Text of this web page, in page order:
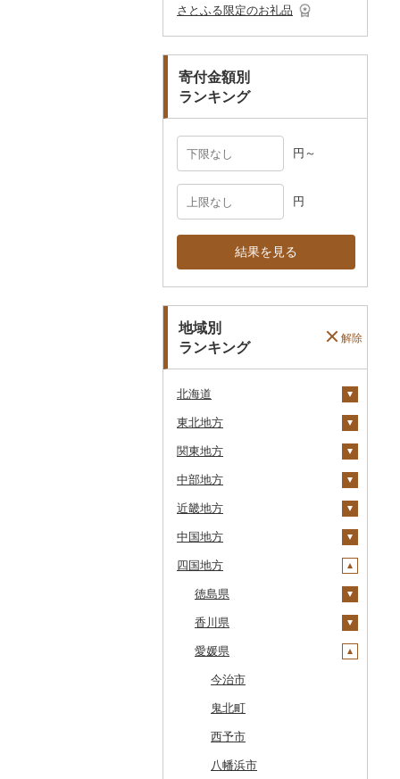
その他食器
ペット用品
その他雑貨
その他アクセサリー
マフラー・手袋
さとふる限定のお礼品
寄付金額別
ランキング
円～
円
結果を見る
地域別
ランキング
解除
北海道
安平町
八雲町
鹿部町
江差町
白老町
せたな町
旭川市
森町
稚内市
標津町
清里町
北斗市
留萌市
東北地方
青森県
十和田市
大鰐町
南部町
五戸町
藤崎町
六ヶ所村
東北町
三戸町
東通村
黒石市
おいらせ町
岩手県
宮古市
軽米町
岩手町
矢巾町
釜石市
野田村
普代村
一戸町
陸前高田市
紫波町
宮城県
柴田町
色麻町
丸森町
大衡村
加美町
利府町
白石市
登米市
山元町
秋田県
大潟村
横手市
能代市
小坂町
仙北市
井川町
潟上市
三種町
山形県
村山市
尾花沢市
上山市
河北町
酒田市
新庄市
長井市
福島県
天栄村
広野町
鏡石町
須賀川市
小野町
棚倉町
関東地方
茨城県
土浦市
取手市
つくば市
稲敷市
潮来市
五霞町
北茨城市
境町
かすみがうら市
牛久市
栃木県
那須塩原市
市貝町
塩谷町
上三川町
佐野市
真岡市
高根沢町
大田原市
栃木市
群馬県
榛東村
下仁田町
玉村町
安中市
川場村
昭和村
甘楽町
明和町
埼玉県
春日部市
蕨市
戸田市
毛呂山町
久喜市
ふじみ野市
川島町
千葉県
勝浦市
袖ケ浦市
我孫子市
長柄町
芝山町
八千代市
東京都
八王子市
日野市
昭島市
武蔵村山市
葛飾区
神奈川県
南足柄市
松田町
大井町
中井町
中部地方
新潟県
十日町市
弥彦村
阿賀町
出雲崎町
魚沼市
佐渡市
燕市
南魚沼市
関川村
富山県
射水市
氷見市
朝日町
高岡市
魚津市
砺波市
入善町
黒部市
石川県
羽咋市
七尾市
白山市
穴水町
輪島市
中能登町
石川県（県庁）
福井県
美浜町
小浜市
越前町
若狭町
鯖江市
高浜町
山梨県
富士吉田市
甲斐市
山梨市
富士川町
大月市
長野県
高森町
御代田町
飯田市
青木村
岐阜県
養老町
八百津町
池田町
静岡県
下田市
静岡市
愛知県
清須市
近畿地方
三重県
鈴鹿市
伊賀市
木曽岬町
多気町
松阪市
桑名市
志摩市
明和町
滋賀県
長浜市
高島市
草津市
近江八幡市
竜王町
甲賀市
湖南市
京都府
宮津市
伊根町
与謝野町
福知山市
亀岡市
城陽市
大阪府
茨木市
豊能町
枚方市
河内長野市
泉佐野市
兵庫県
上郡町
神河町
小野市
太子町
奈良県
曽爾村
河合町
宇陀市
和歌山県
湯浅町
有田市
中国地方
鳥取県
鳥取県（県庁）
米子市
大山町
琴浦町
日野町
鳥取市
北栄町
島根県
雲南市
海士町
津和野町
飯南町
安来市
知夫村
岡山県
津山市
西粟倉村
久米南町
真庭市
新見市
広島県
安芸太田町
世羅町
大竹市
廿日市市
山口県
柳井市
平生町
山口県（県庁）
四国地方
徳島県
阿波市
牟岐町
那賀町
三好市
鳴門市
藍住町
香川県
高松市
直島町
さぬき市
多度津町
三豊市
愛媛県
今治市
鬼北町
西予市
八幡浜市